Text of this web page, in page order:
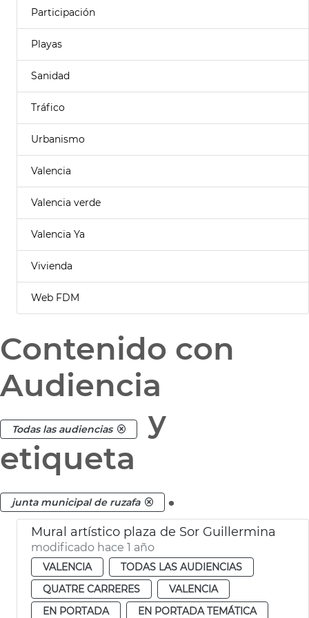
Participación
Playas
Sanidad
Tráfico
Urbanismo
Valencia
Valencia verde
Valencia Ya
Vivienda
Web FDM
Contenido con
Audiencia
Todas las audiencias
y
etiqueta
junta municipal de ruzafa .
Mural artístico plaza de Sor Guillermina
modificado hace 1 año
VALENCIA
TODAS LAS AUDIENCIAS
QUATRE CARRERES
VALENCIA
EN PORTADA
EN PORTADA TEMÁTICA